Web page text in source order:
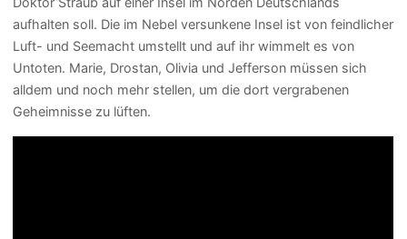
aufhalten soll. Die im Nebel versunkene Insel ist von feindlicher
Luft- und Seemacht umstellt und auf ihr wimmelt es von
Untoten. Marie, Drostan, Olivia und Jefferson müssen sich
alldem und noch mehr stellen, um die dort vergrabenen
Geheimnisse zu lüften.